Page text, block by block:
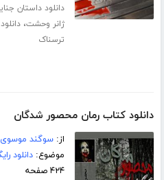
دانلود داستان
ژانر وحشت،
ترسناک
دانلود کتاب رمان محصور شدگان
از:سوگند موسوی
موضوع:دانلود
۴۲۴ صفحه